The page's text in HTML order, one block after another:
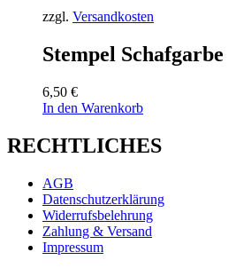
zzgl. Versandkosten
Stempel Schafgarbe
6,50 €
In den Warenkorb
RECHTLICHES
AGB
Datenschutzerklärung
Widerrufsbelehrung
Zahlung & Versand
Impressum